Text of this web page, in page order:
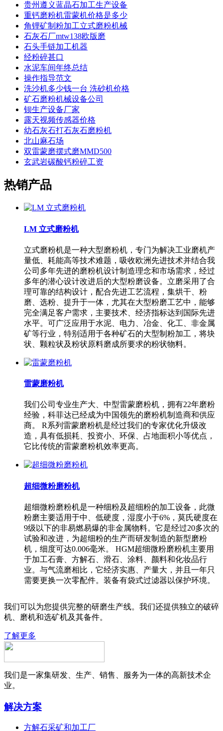
贵州遵义蓝晶石加工生产设备
重钙磨粉机雷蒙机价格是多少
角锂矿制粉加工立式磨粉机械
石灰石厂mtw138欧版磨
石头手链加工机器
经粉碎甚口
水泥车间年终总结
操作指导范文
洗沙机多少钱一台 洗砂机价格
矿石磨粉机械设备公司
钡生产设备厂家
露天视频传感器价格
幼石灰石打石灰石磨粉机
北山麻石场
双雷蒙磨摆式磨MMD500
玄武岩碳酸钙粉碎工资
热销产品
LM 立式磨粉机
立式磨粉机是一种大型磨粉机，专门为解决工业磨机产
量低、耗能高等技术难题，吸收欧洲先进技术并结合我
公司多年先进的磨粉机设计制造理念和市场需求，经过
多年的潜心设计改进后的大型粉磨设备。立磨采用了合
理可靠的结构设计，配合先进工艺流程，集烘干、粉
磨、选粉、提升于一体，尤其在大型粉磨工艺中，能够
完全满足客户需求，主要技术、经济指标达到国际先进
水平。可广泛应用于水泥、电力、冶金、化工、非金属
矿等行业，特别适用于各种矿石的大型制粉加工，将块
状、颗粒状及粉状原料磨成所要求的粉状物料。
雷蒙磨粉机
我们公司专业生产大、中型雷蒙磨粉机，拥有22年磨粉
经验，科菲达已经成为中国领先的磨粉机制造商和供应
商。 R系列雷蒙磨粉机是经过我们的专家优化升级改
造，具有低损耗、投资小、环保、占地面积小等优点，
它比传统的雷蒙磨粉机效率更高。
超细微粉磨粉机
超细微粉磨粉机是一种细粉及超细粉的加工设备，此微
粉磨主要适用于中、低硬度，湿度小于6%，莫氏硬度在
9级以下的非易燃易爆的非金属物料。它是经过20多次的
试验和改进，为超细粉的生产而研发制造的新型磨粉
机，细度可达0.006毫米。 HGM超细微粉磨粉机主要用
于加工石膏、方解石、滑石、涂料、颜料和化妆品行
业。与气流磨相比，它经济实惠、产量大，并且一年只
需要更换一次零配件。装备有袋式过滤器以保护环境。
我们可以为您提供完整的研磨生产线。我们还提供独立的破碎
机、磨机和选矿机及其备件。
了解更多
我们是一家集研发、生产、销售、服务为一体的高新技术企
业。
解决方案
方解石采矿和加工厂